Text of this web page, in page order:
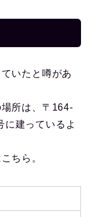
いたと噂があ
所は、〒164-
に建っているよ
ちら。